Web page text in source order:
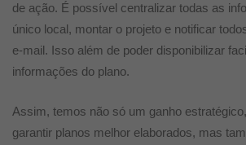
de ação. É possível centralizar todas as
único local, montar o projeto e notificar
e-mail. Isso além de poder disponibilizar
informações do plano.
Assim, temos não só um ganho
garantir planos melhor elaborados, mas